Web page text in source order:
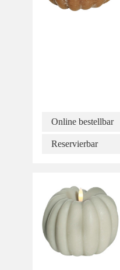
Online bestellbar
Reservierbar